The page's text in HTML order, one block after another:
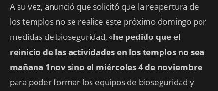
A su vez, anunció que solicitó que la reapertura de
los templos no se realice este próximo domingo por
medidas de bioseguridad, «he pedido que el
reinicio de las actividades en los templos no sea
mañana 1nov sino el miércoles 4 de noviembre
para poder formar los equipos de bioseguridad y